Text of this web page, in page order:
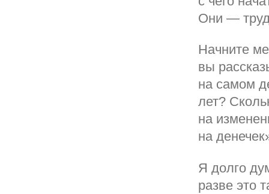
Они —
Начните
вы
на самом
лет?
на
на
Я долго
разве это